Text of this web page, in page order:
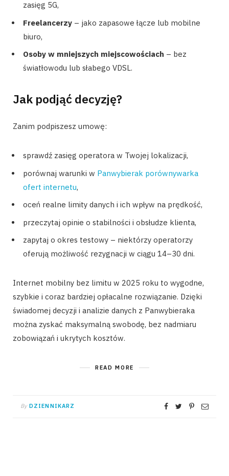
zasięg 5G,
Freelancerzy – jako zapasowe łącze lub mobilne
biuro,
Osoby w mniejszych miejscowościach – bez
światłowodu lub słabego VDSL.
Jak podjąć decyzję?
Zanim podpiszesz umowę:
sprawdź zasięg operatora w Twojej lokalizacji,
porównaj warunki w Panwybierak porównywarka
ofert internetu,
oceń realne limity danych i ich wpływ na prędkość,
przeczytaj opinie o stabilności i obsłudze klienta,
zapytaj o okres testowy – niektórzy operatorzy
oferują możliwość rezygnacji w ciągu 14–30 dni.
Internet mobilny bez limitu w 2025 roku to wygodne,
szybkie i coraz bardziej opłacalne rozwiązanie. Dzięki
świadomej decyzji i analizie danych z Panwybieraka
można zyskać maksymalną swobodę, bez nadmiaru
zobowiązań i ukrytych kosztów.
READ MORE
By DZIENNIKARZ